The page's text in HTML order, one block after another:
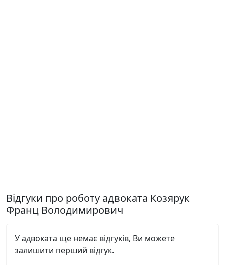
Відгуки про роботу адвоката Козярук
Франц Володимирович
У адвоката ще немає відгуків, Ви можете
залишити перший відгук.